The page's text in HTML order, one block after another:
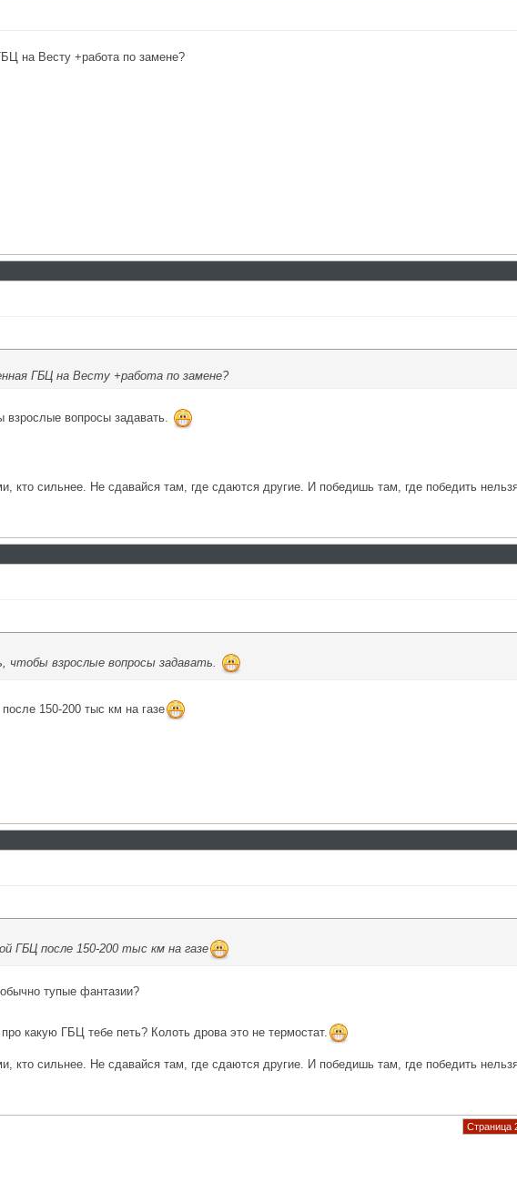
на Весту +работа по замене?
ГБЦ на Весту +работа по замене?
взрослые вопросы задавать.
кто сильнее. Не сдавайся там, где сдаются другие. И победишь там, где победить
чтобы взрослые вопросы задавать.
150-200 тыс км на газе
ГБЦ после 150-200 тыс км на газе
тупые фантазии?
какую ГБЦ тебе петь? Колоть дрова это не термостат.
кто сильнее. Не сдавайся там, где сдаются другие. И победишь там, где победить
Страница